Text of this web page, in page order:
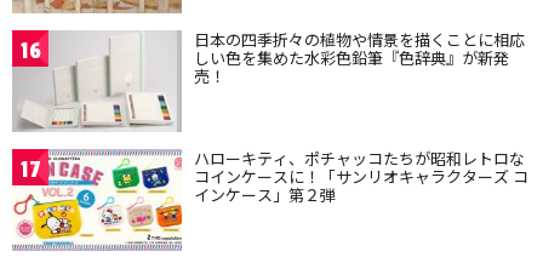
16 日本の四季折々の植物や情景を描くことに相応
しい色を集めた水彩色鉛筆『色辞典』が新発
売！
17 ハローキティ、ポチャッコたちが昭和レトロな
コインケースに！「サンリオキャラクターズ コ
インケース」第２弾